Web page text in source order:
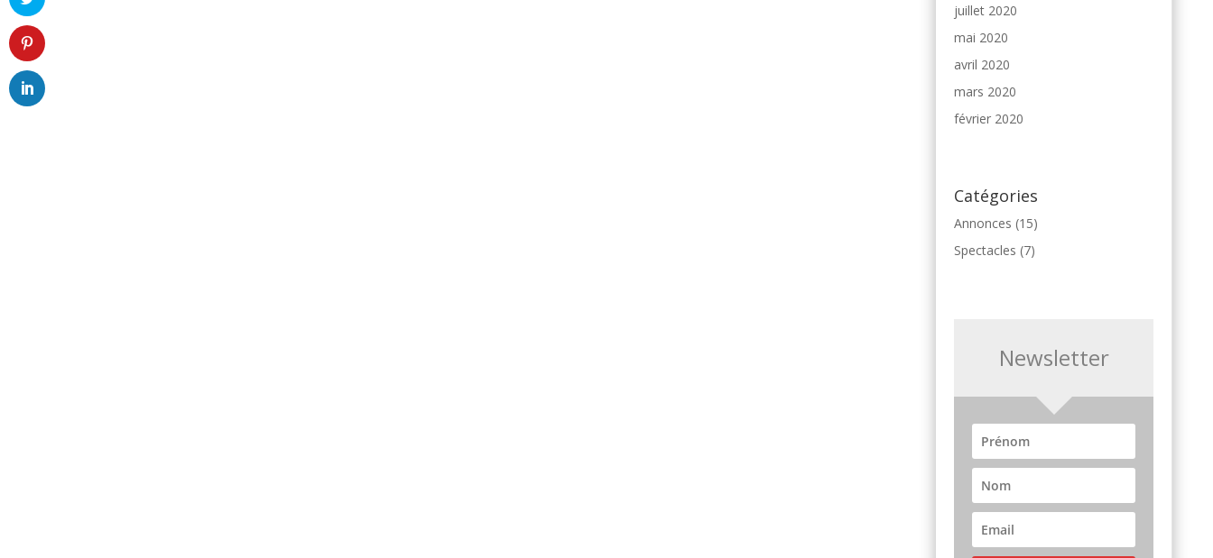
juillet 2020
mai 2020
avril 2020
mars 2020
février 2020
Catégories
Annonces (15)
Spectacles (7)
Newsletter